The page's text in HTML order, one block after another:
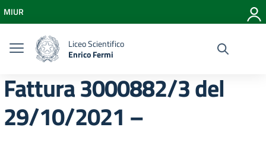
Vai al menu di navigazione
Vai al footer
MIUR
Liceo Scientifico
Enrico Fermi
Fattura 3000882/3 del
29/10/2021 –